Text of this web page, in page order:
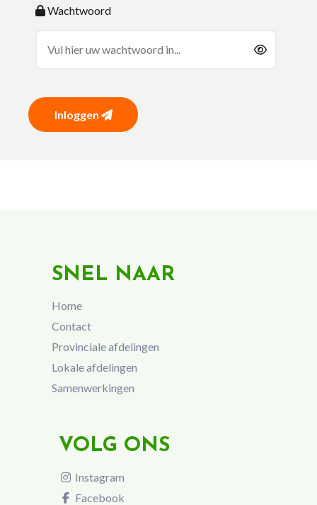
Wachtwoord
Inloggen
SNEL NAAR
Home
Contact
Provinciale afdelingen
Lokale afdelingen
Samenwerkingen
VOLG ONS
Instagram
Facebook